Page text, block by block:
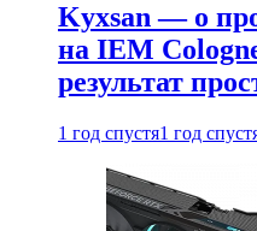
Kyxsan — о
на IEM
результат
1 год спустя1 год